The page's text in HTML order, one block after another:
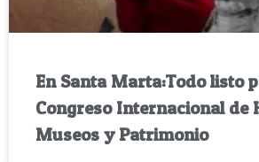
En Santa Marta:Todo listo
Congreso Internacional de
Museos y Patrimonio